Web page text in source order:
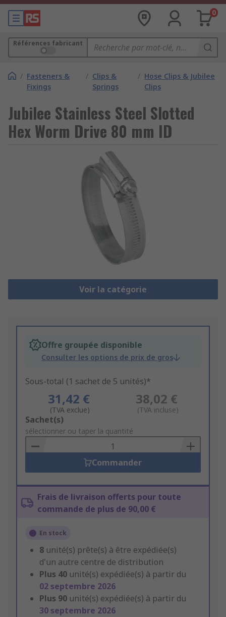
0
Références fabricant
/ Fasteners &
Fixings
/ Clips &
Springs
/ Hose Clips & Jubilee
Clips
Jubilee Stainless Steel Slotted
Hex Worm Drive 80 mm ID
Voir la catégorie
Offre groupée disponible
Consulter les options de prix de gros
Sous-total (1 sachet de 5 unités)*
31,42 €
(TVA exclue)
38,02 €
(TVA incluse)
Add
to
Basket
Sachet(s)
sélectionner ou taper la quantité
Commander
Frais de livraison offerts pour toute
commande de plus de 90,00 €
En stock
8 unité(s) prête(s) à être expédiée(s)
d'un autre centre de distribution
Plus 40 unité(s) expédiée(s) à partir du
02 septembre 2026
Plus 90 unité(s) expédiée(s) à partir du
30 septembre 2026